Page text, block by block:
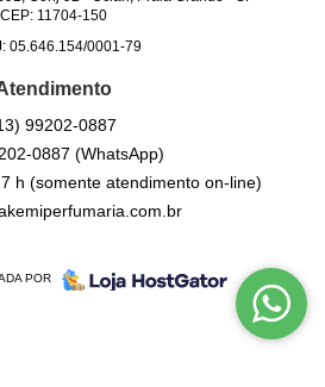
CEP: 11704-150
05.646.154/0001-79
99202-0887
0887 (WhatsApp)
h (somente atendimento on-line)
POR